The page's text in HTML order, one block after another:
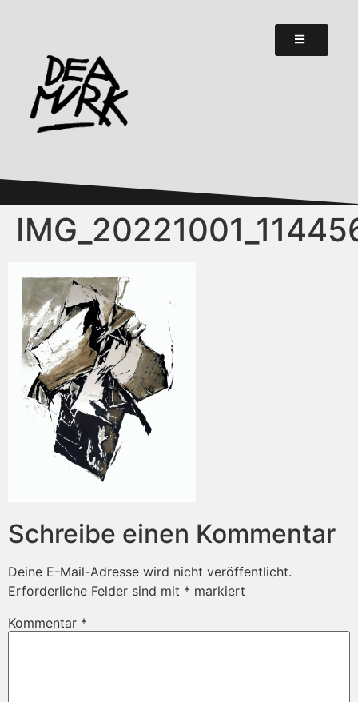
Schreibe einen Kommentar
Deine E-Mail-Adresse wird nicht veröffentlicht.
Erforderliche Felder sind mit * markiert
Kommentar *